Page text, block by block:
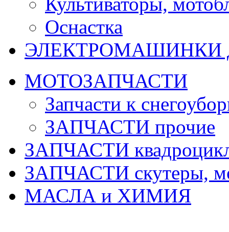
Оснастка
ЭЛЕКТРОМАШИНКИ
МОТОЗАПЧАСТИ
Запчасти к
ЗАПЧАСТИ прочие
ЗАПЧАСТИ
ЗАПЧАСТИ скутеры,
МАСЛА и ХИМИЯ